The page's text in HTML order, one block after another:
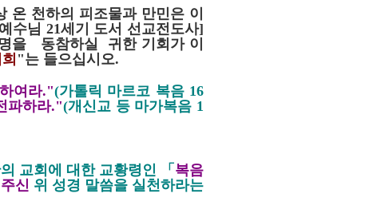
온 천하의 피조물과 만민은 이
수님 21세기 도서 선교전도사]
을 동참하실 귀한 기회가 이
"는 들으십시오.
여라."(가톨릭 마르코 복음 16
파하라."(개신교 등 마가복음 1
교회에 대한 교황령인 「 복음
신 위 성경 말씀을 실천하라는